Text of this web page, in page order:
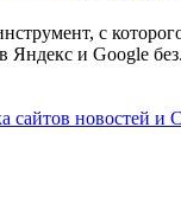
с
Яндекс и Google